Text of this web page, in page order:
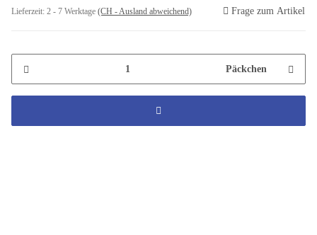
Lieferzeit: 2 - 7 Werktage (CH - Ausland abweichend) Frage zum Artikel
Päckchen